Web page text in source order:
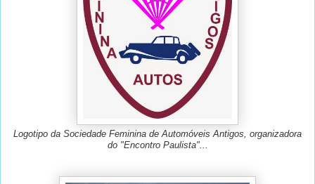
Logotipo da Sociedade Feminina de Automóveis Antigos, organizadora
do "Encontro Paulista"...